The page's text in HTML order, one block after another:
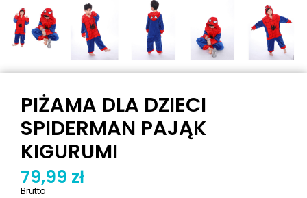
PIŻAMA DLA DZIECI
SPIDERMAN PAJĄK
KIGURUMI
79,99 zł
Brutto